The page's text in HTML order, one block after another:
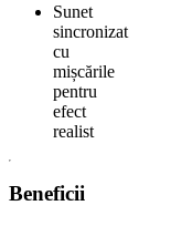
Sunet
sincronizat
cu
mișcările
pentru
efect
realist
Beneficii